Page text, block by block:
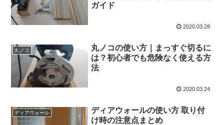
ガイド
2020.03.28
丸ノコ
丸ノコの使い方｜まっすぐ切るに
は？初心者でも危険なく使える方
法
2020.03.24
ディアウォール
ディアウォールの使い方 取り付
け時の注意点まとめ